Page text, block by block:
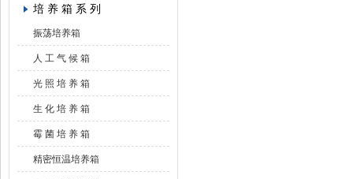
培 养 箱 系 列
振荡培养箱
人 工 气 候 箱
光 照 培 养 箱
生 化 培 养 箱
霉 菌 培 养 箱
精密恒温培养箱